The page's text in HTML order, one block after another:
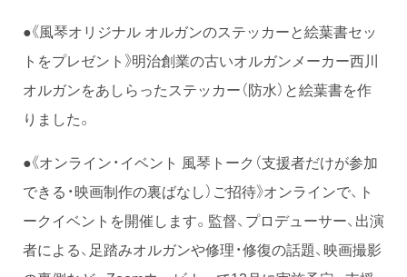
●《風琴オリジナル オルガンのステッカーと絵葉書セッ
トをプレゼント》明治創業の古いオルガンメーカー西川
オルガンをあしらったステッカー（防水）と絵葉書を作
りました。
●《オンライン・イベント 風琴トーク（支援者だけが参加
できる・映画制作の裏ばなし）ご招待》オンラインで、ト
ークイベントを開催します。監督、プロデューサー、出演
者による、足踏みオルガンや修理・修復の話題、映画撮影